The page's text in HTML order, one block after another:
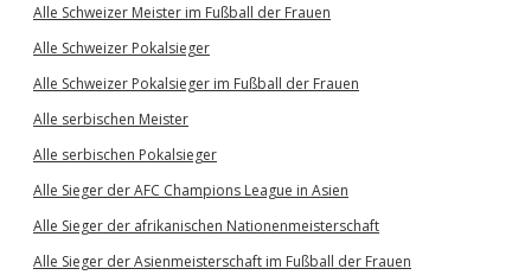
Alle Schweizer Meister im Fußball der Frauen
Alle Schweizer Pokalsieger
Alle Schweizer Pokalsieger im Fußball der Frauen
Alle serbischen Meister
Alle serbischen Pokalsieger
Alle Sieger der AFC Champions League in Asien
Alle Sieger der afrikanischen Nationenmeisterschaft
Alle Sieger der Asienmeisterschaft im Fußball der Frauen